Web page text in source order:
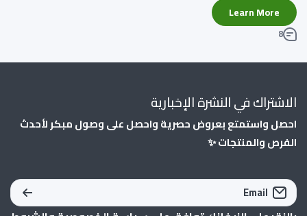
Learn More
8
الاشتراك في النشرة الإخبارية
احصل واستمتع بعروض حصرية واحصل على وصول مبكر لأحدث
الفرص والمنتجات ✨
Email